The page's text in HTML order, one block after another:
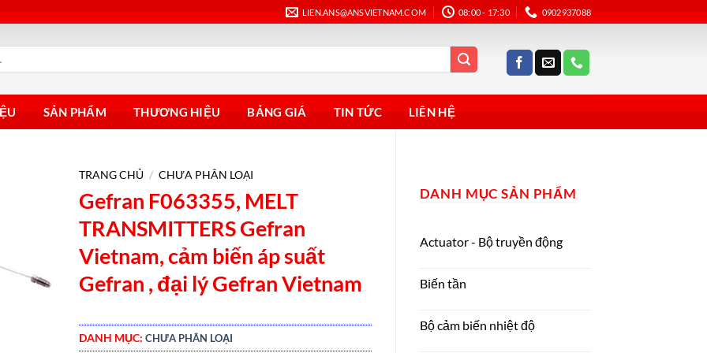
LIEN.ANS@ANSVIETNAM.COM 08:00 - 17:30 0902937088
SẢN PHẨM THƯƠNG HIỆU BẢNG GIÁ TIN TỨC LIÊN HỆ
DANH MỤC SẢN PHẨM
Actuator - Bộ truyền động
Biến tần
Bộ cảm biến nhiệt độ
TRANG CHỦ / CHƯA PHÂN LOẠI
Gefran F063355, MELT
TRANSMITTERS Gefran
Vietnam, cảm biến áp suất
Gefran , đại lý Gefran Vietnam
DANH MỤC: CHƯA PHÂN LOẠI